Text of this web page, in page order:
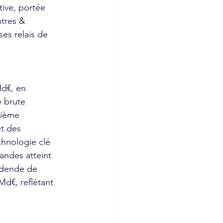
portée
&
relais de
en
brute
des
clé
atteint
de
reflétant